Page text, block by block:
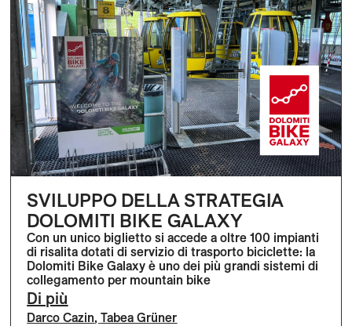
SVILUPPO DELLA STRATEGIA
DOLOMITI BIKE GALAXY
Con un unico biglietto si accede a oltre 100 impianti
di risalita dotati di servizio di trasporto biciclette: la
Dolomiti Bike Galaxy è uno dei più grandi sistemi di
collegamento per mountain bike
Di più
Darco Cazin,Tabea Grüner